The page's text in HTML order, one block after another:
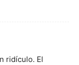
ridículo. El